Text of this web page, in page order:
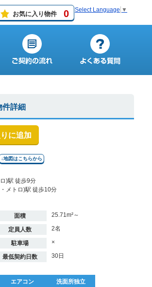
お気に入り物件 0 Select Language ▼
詳細
に追加
↓地図はこちらから
)駅 徒歩9分
メトロ)駅 徒歩10分
面積 25.71m²～
定員人数 2名
駐車場 ×
最低契約日数 30日
エアコン
洗面所独立